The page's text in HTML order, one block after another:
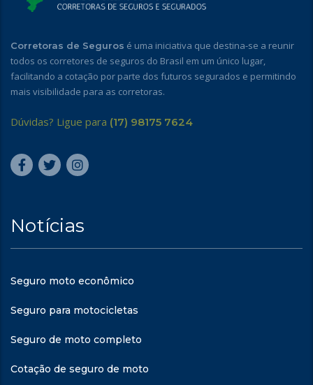
Corretoras de Seguros é uma iniciativa que destina-se a reunir
todos os corretores de seguros do Brasil em um único lugar,
facilitando a cotação por parte dos futuros segurados e permitindo
mais visibilidade para as corretoras.
Dúvidas? Ligue para (17) 98175 7624
Notícias
Seguro moto econômico
Seguro para motocicletas
Seguro de moto completo
Cotação de seguro de moto